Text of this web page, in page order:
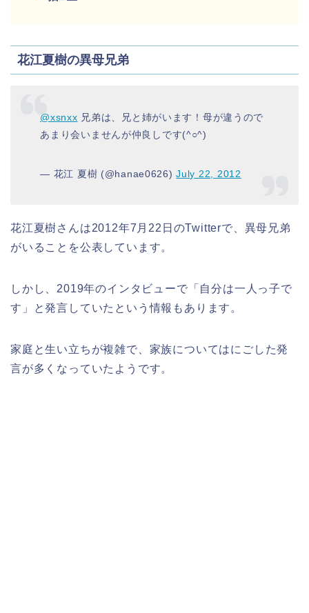
花江夏樹の異母兄弟
@xsnxx 兄弟は、兄と姉がいます！母が違うので
あまり会いませんが仲良しです(^○^)
— 花江 夏樹 (@hanae0626)July 22, 2012
花江夏樹さんは2012年7月22日のTwitterで、異母兄弟
がいることを公表しています。
しかし、2019年のインタビューで「自分は一人っ子で
す」と発言していたという情報もあります。
家庭と生い立ちが複雑で、家族についてはにごした発
言が多くなっていたようです。